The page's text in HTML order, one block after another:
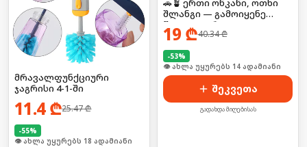
მრავალფუნქციური
ჯაგრისი 4-1-ში
11.4₾25.47₾
-55%
🛒 ბოლო 24სთ-ში იყიდა 29-მა
🚗🪴 ერთი ონკანი, ოთხი
შლანგი — გამოიყენე
წყალი უფრო
კომფორტულად!
19 ₾40.34₾
-53%
🛒 ბოლო 24სთ-ში იყიდა 19-მა
შეკვეთა
გადახდა მიღებისას